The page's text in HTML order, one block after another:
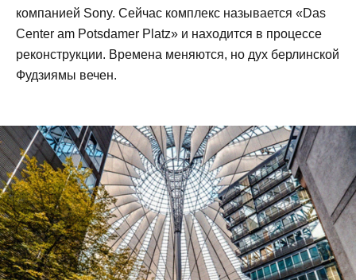
компанией Sony. Сейчас комплекс называется «Das
Center am Potsdamer Platz» и находится в процессе
реконструкции. Времена меняются, но дух берлинской
Фудзиямы вечен.